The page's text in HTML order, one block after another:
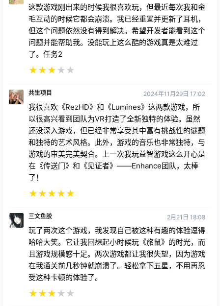
这款游戏刚出来的时候我很喜欢玩，但最近每次我和金
毛互动的时候它都会崩溃。我已经重置并更新了耳机，
但这个问题依然没有得到解决。希望开发者能看到这个
问题并能帮助我。没能玩上这么酷的游戏真是太难过
了。任务2
★★★★ ★
共生项目 2024年11月29日 17:02
我很喜欢《RezHD》和《Lumines》这两款游戏，所
以很高兴看到团队为VR打造了全新独特的体验。虽然
还没深入游戏，但已经非常享受其中富有挑战性的谜题
和独特的艺术风格。此外，游戏的音乐也非常独特，与
游戏的审美完美契合。上一次我玩益智游戏这么开心是
在《传送门》和《见证者》——Enhance团队，太棒
了！
★★★★★
三文鱼胶 2月21日 18:08
玩了两次这个游戏，我发现自己被这种有趣的体验逗得
哈哈大笑。它让我回想起小时候玩《旅鼠》的时光，而
且游戏规模感十足。两次游戏都让我很失望，因为游戏
在我通关前几秒钟就崩溃了。轻松拿下五星，不用再忍
受这种卡顿的体验了。
★★★★ ★